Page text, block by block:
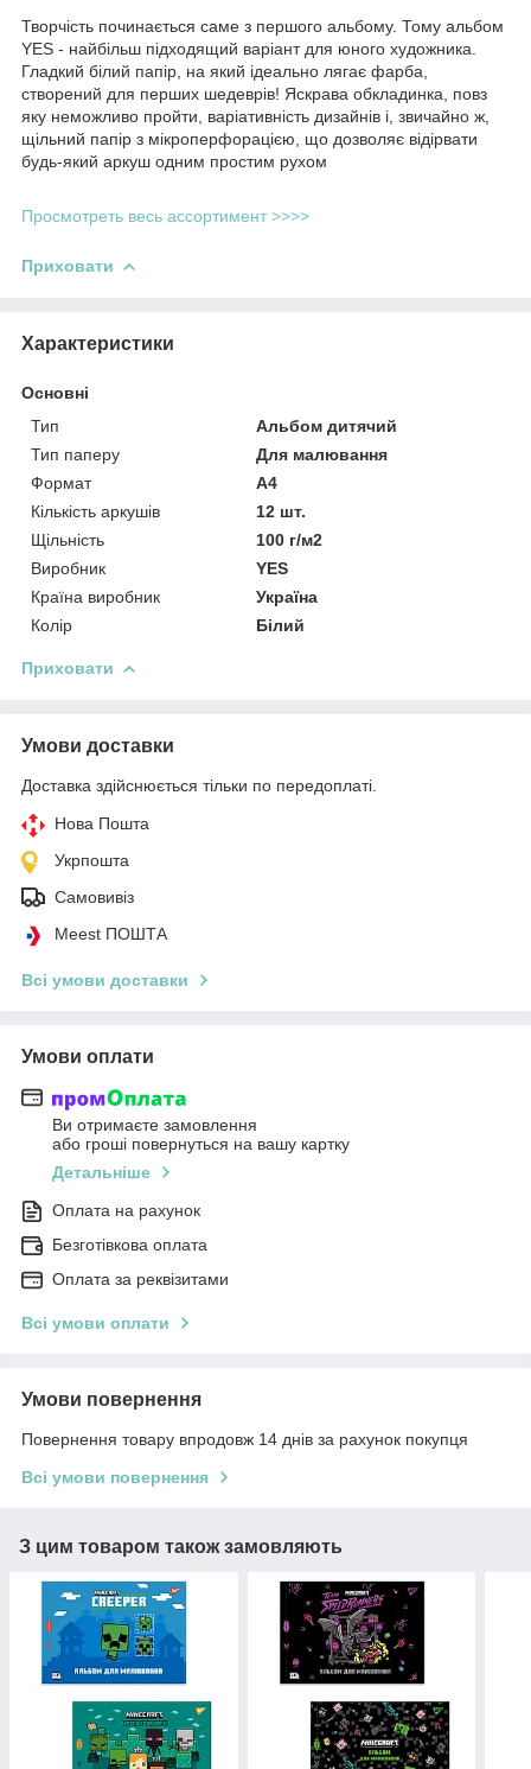
Творчість починається саме з першого альбому. Тому альбом
YES - найбільш підходящий варіант для юного художника.
Гладкий білий папір, на який ідеально лягає фарба,
створений для перших шедеврів! Яскрава обкладинка, повз
яку неможливо пройти, варіативність дизайнів і, звичайно ж,
щільний папір з мікроперфорацією, що дозволяє відірвати
будь-який аркуш одним простим рухом
Просмотреть весь ассортимент >>>>
Приховати
Характеристики
Основні
Тип
Альбом дитячий
Тип паперу
Для малювання
Формат
A4
Кількість аркушів
12 шт.
Щільність
100 г/м2
Виробник
YES
Країна виробник
Україна
Колір
Білий
Приховати
Умови доставки
Доставка здійснюється тільки по передоплаті.
Нова Пошта
Укрпошта
Самовивіз
Meest ПОШТА
Всі умови доставки
Умови оплати
Ви отримаєте замовлення
або гроші повернуться на вашу картку
Детальніше
Оплата на рахунок
Безготівкова оплата
Оплата за реквізитами
Всі умови оплати
Умови повернення
Повернення товару впродовж 14 днів за рахунок покупця
Всі умови повернення
З цим товаром також замовляють